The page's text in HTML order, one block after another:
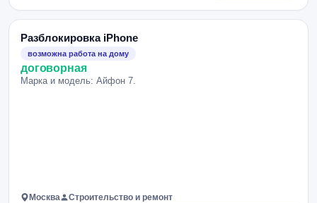
Разблокировка iPhone
возможна работа на дому
договорная
Марка и модель: Айфон 7.
Москва Строительство и ремонт